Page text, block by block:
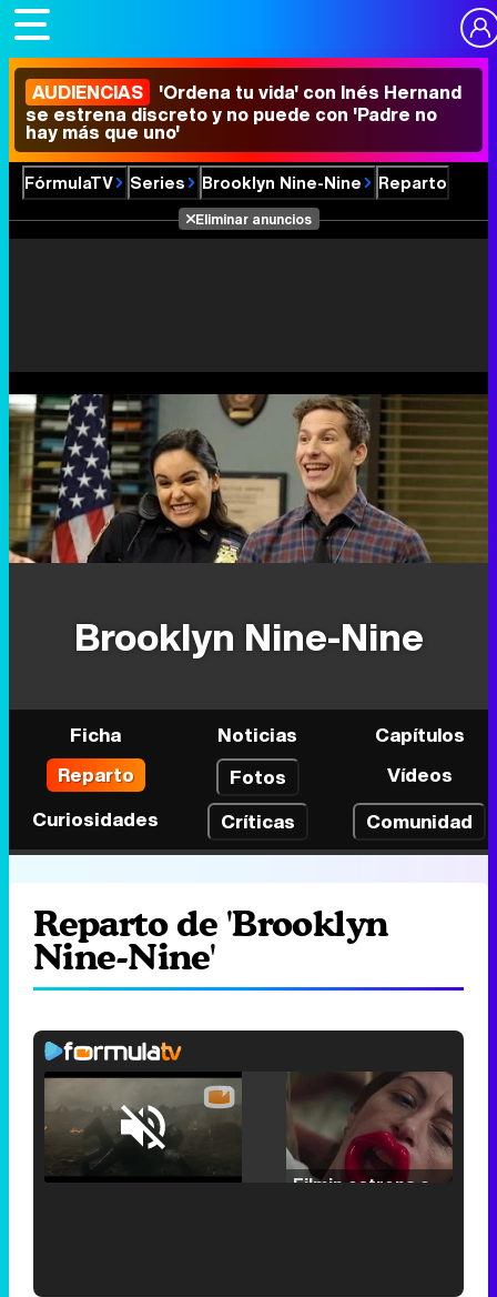
AUDIENCIAS 'Ordena tu vida' con Inés Hernand
se estrena discreto y no puede con 'Padre no
hay más que uno'
FórmulaTV Series Brooklyn Nine-Nine Reparto
Eliminar anuncios
Brooklyn Nine-Nine
Ficha Noticias
Capítulos
Reparto
Fotos
Vídeos
Curiosidades
Críticas Comunidad
Reparto de 'Brooklyn
Nine-Nine'
/
Loaded:
25.30%